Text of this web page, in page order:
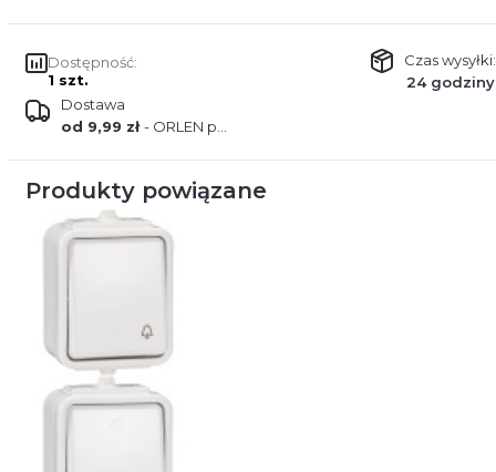
Dostępność:
1 szt.
Czas wysyłki:
24 godziny
Dostawa
od 9,99 zł- ORLEN paczka
Produkty powiązane